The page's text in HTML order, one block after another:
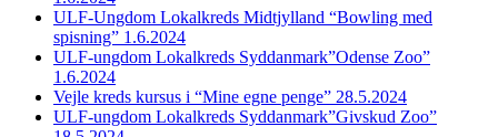
ULF-Ungdom Lokalkreds Midtjylland “Bowling med
spisning” 1.6.2024
ULF-ungdom Lokalkreds Syddanmark”Odense Zoo”
1.6.2024
Vejle kreds kursus i “Mine egne penge” 28.5.2024
ULF-ungdom Lokalkreds Syddanmark”Givskud Zoo”